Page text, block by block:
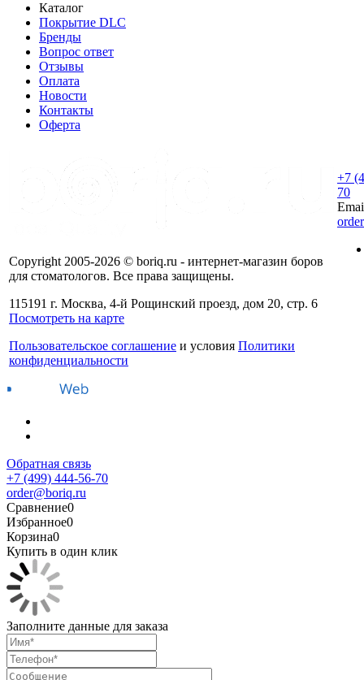
Каталог
Покрытие DLC
Бренды
Вопрос ответ
Отзывы
Оплата
Новости
Контакты
Оферта
Copyright 2005-2026 © boriq.ru - интернет-магазин боров
для стоматологов. Все права защищены.
115191 г. Москва, 4-й Рощинский проезд, дом 20, стр. 6
Посмотреть на карте
Пользовательское соглашение и условия Политики
конфиденциальности
+7
70
Обратная связь
+7 (499) 444-56-70
order@boriq.ru
Сравнение0
Избранное0
Корзина0
Купить в один клик
Заполните данные для заказа